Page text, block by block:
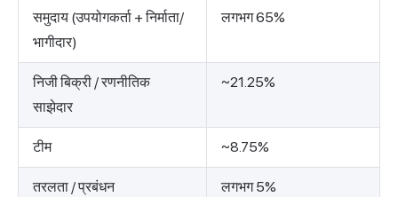
समुदाय (उपयोगकर्ता + निर्माता/
भागीदार)
लगभग 65%
निजी बिक्री / रणनीतिक
साझेदार
~21.25%
टीम ~8.75%
तरलता / प्रबंधन
लगभग 5%